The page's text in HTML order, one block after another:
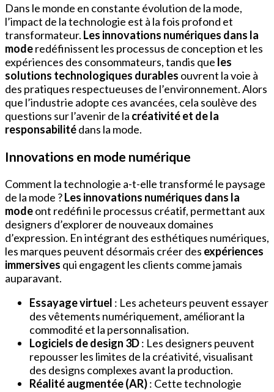
Dans le monde en constante évolution de la mode,
l’impact de la technologie est à la fois profond et
transformateur. Les innovations numériques dans la
moderedéfinissent les processus de conception et les
expériences des consommateurs, tandis que les
solutions technologiques durables ouvrent la voie à
des pratiques respectueuses de l’environnement. Alors
que l’industrie adopte ces avancées, cela soulève des
questions sur l’avenir de la créativité et de la
responsabilitédans la mode.
Innovations en mode numérique
Comment la technologie a-t-elle transformé le paysage
de la mode ?Les innovations numériques dans la
modeont redéfini le processus créatif, permettant aux
designers d’explorer de nouveaux domaines
d’expression. En intégrant des esthétiques numériques,
les marques peuvent désormais créer des expériences
immersives qui engagent les clients comme jamais
auparavant.
Essayage virtuel : Les acheteurs peuvent essayer
des vêtements numériquement, améliorant la
commodité et la personnalisation.
Logiciels de design 3D: Les designers peuvent
repousser les limites de la créativité, visualisant
des designs complexes avant la production.
Réalité augmentée (AR): Cette technologie